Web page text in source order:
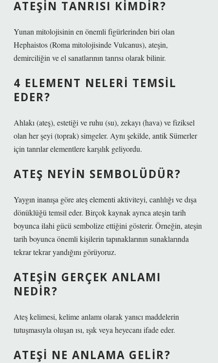
ATEŞIN TANRISI KIMDIR?
Yunan mitolojisinin en önemli figürlerinden biri olan
Hephaistos (Roma mitolojisinde Vulcanus), ateşin,
demirciliğin ve el sanatlarının tanrısı olarak bilinir.
4 ELEMENT NELERI TEMSIL
EDER?
Ahlakı (ateş), estetiği ve ruhu (su), zekayı (hava) ve fiziksel
olan her şeyi (toprak) simgeler. Aynı şekilde, antik Sümerler
için tanrılar elementlere karşılık geliyordu.
ATEŞ NEYIN SEMBOLÜDÜR?
Yaygın inanışa göre ateş elementi aktiviteyi, canlılığı ve dışa
dönüklüğü temsil eder. Birçok kaynak ayrıca ateşin tarih
boyunca ilahi gücü sembolize ettiğini gösterir. Örneğin, ateşin
tarih boyunca önemli kişilerin tapınaklarının sunaklarında
tekrar tekrar yandığını görüyoruz.
ATEŞIN GERÇEK ANLAMI
NEDIR?
Ateş kelimesi, kelime anlamı olarak yanıcı maddelerin
tutuşmasıyla oluşan ısı, ışık veya heyecanı ifade eder.
ATEŞI NE ANLAMA GELIR?